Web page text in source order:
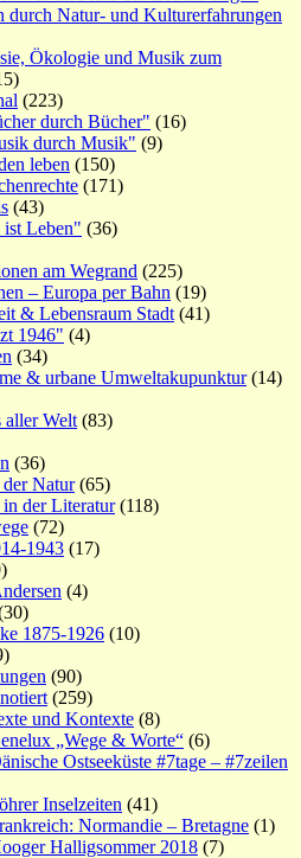
durch Natur- und Kulturerfahrungen
Ökologie und Musik zum
(223)
durch Bücher" (16)
durch Musik" (9)
leben (150)
(171)
(43)
Leben" (36)
am Wegrand (225)
– Europa per Bahn (19)
& Lebensraum Stadt (41)
1946" (4)
(34)
& urbane Umweltakupunktur(14)
aller Welt (83)
(36)
Natur(65)
der Literatur(118)
(72)
1943 (17)
(4)
1875-1926 (10)
(90)
(259)
und Kontexte (8)
„Wege & Worte“ (6)
Ostseeküste #7tage – #7zeilen
Inselzeiten (41)
Normandie – Bretagne (1)
Halligsommer 2018 (7)